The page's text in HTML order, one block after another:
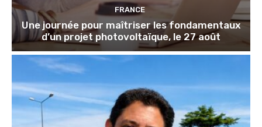
FRANCE
Une journée pour maîtriser les fondamentaux
d’un projet photovoltaïque, le 27 août